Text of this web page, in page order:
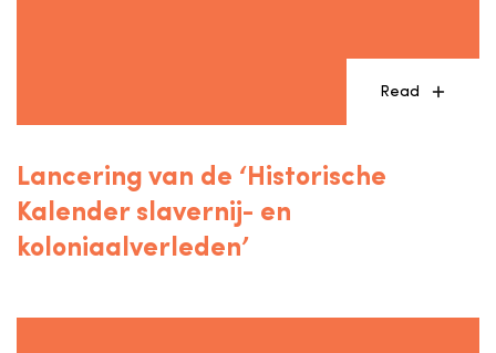
Read
Lancering van de ‘Historische
Kalender slavernij- en
koloniaalverleden’